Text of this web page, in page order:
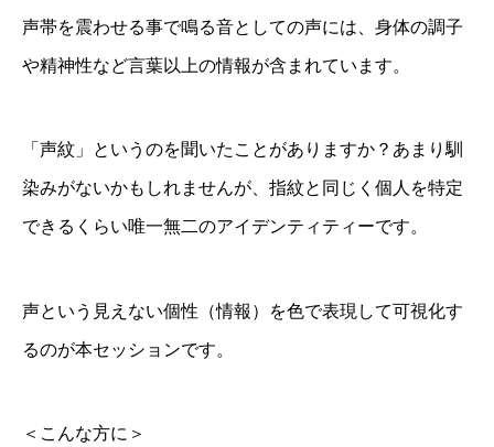
析
声帯を震わせる事で鳴る音としての声には、身体の調子
や精神性など言葉以上の情報が含まれています。
「声紋」というのを聞いたことがありますか？あまり馴
染みがないかもしれませんが、指紋と同じく個人を特定
できるくらい唯一無二のアイデンティティーです。
声という見えない個性（情報）を色で表現して可視化す
るのが本セッションです。
＜こんな方に＞